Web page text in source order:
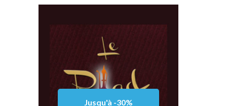
Jusqu'à -30%